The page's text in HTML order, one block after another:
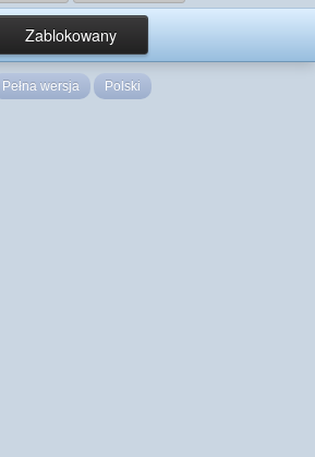
Zablokowany
Pełna wersja Polski